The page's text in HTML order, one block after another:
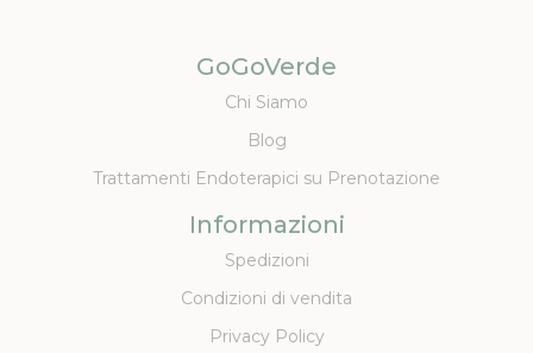
GoGoVerde
Chi Siamo
Blog
Trattamenti Endoterapici su Prenotazione
Informazioni
Spedizioni
Condizioni di vendita
Privacy Policy